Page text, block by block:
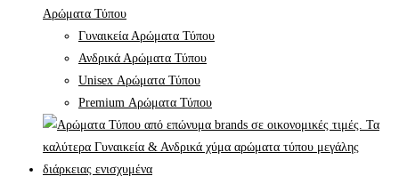
Αρώματα Τύπου
Γυναικεία Αρώματα Τύπου
Ανδρικά Αρώματα Τύπου
Unisex Αρώματα Τύπου
Premium Αρώματα Τύπου